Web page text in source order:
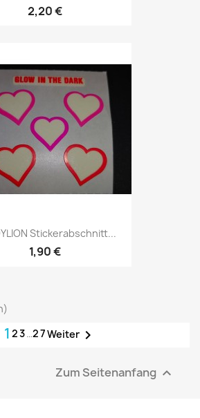
2,20 €
Stickerabschnitt...
1,90 €
1 23…27Weiter 
Zum Seitenanfang 